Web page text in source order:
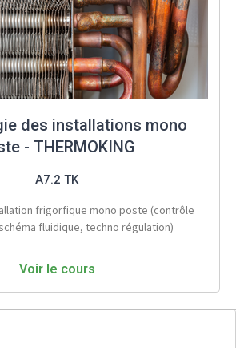
des installations mono
- THERMOKING
A7.2 TK
frigorfique mono poste (contrôle
fluidique, techno régulation)
Voir le cours